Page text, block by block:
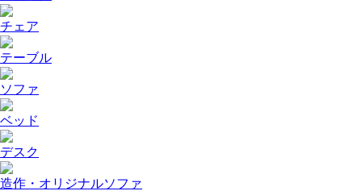
チェア
テーブル
ソファ
ベッド
デスク
造作・オリジナルソファ